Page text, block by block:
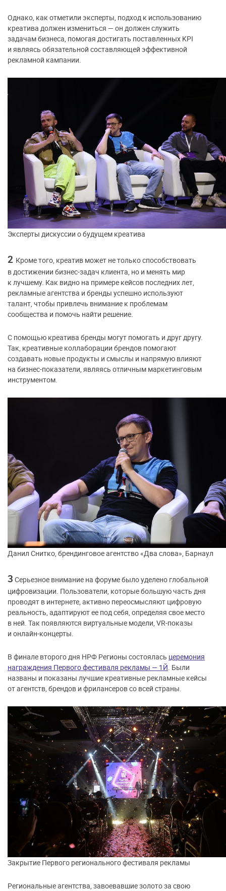
Однако, как отметили эксперты, подход к использованию
креатива должен измениться — он должен служить
задачам бизнеса, помогая достигать поставленных KPI
и являясь обязательной составляющей эффективной
рекламной кампании.
Эксперты дискуссии о будущем креатива
2 Кроме того, креатив может не только способствовать
в достижении бизнес-задач клиента, но и менять мир
к лучшему. Как видно на примере кейсов последних лет,
рекламные агентства и бренды успешно используют
талант, чтобы привлечь внимание к проблемам
сообщества и помочь найти решение.
С помощью креатива бренды могут помогать и друг другу.
Так, креативные коллаборации брендов помогают
создавать новые продукты и смыслы и напрямую влияют
на бизнес-показатели, являясь отличным маркетинговым
инструментом.
Данил Снитко, брендинговое агентство «Два слова», Барнаул
3 Серьезное внимание на форуме было уделено глобальной
цифровизации. Пользователи, которые большую часть дня
проводят в интернете, активно переосмысляют цифровую
реальность, адаптируют ее под себя, определяя свое место
в ней. Так появляются виртуальные модели, VR-показы
и онлайн-концерты.
В финале второго дня НРФ Регионы состоялась церемония
награждения Первого фестиваля рекламы — 1Й. Были
названы и показаны лучшие креативные рекламные кейсы
от агентств, брендов и фрилансеров со всей страны.
Закрытие Первого регионального фестиваля рекламы
Региональные агентства, завоевавшие золото за свою